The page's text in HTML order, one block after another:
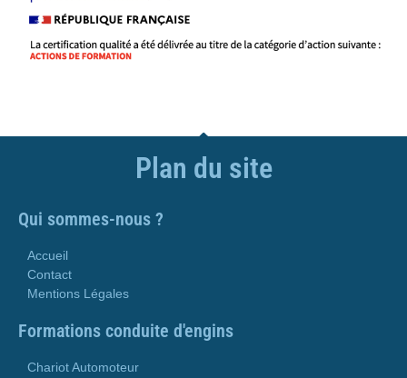
Plan du site
Qui sommes-nous ?
Accueil
Contact
Mentions Légales
Formations conduite d'engins
Chariot Automoteur